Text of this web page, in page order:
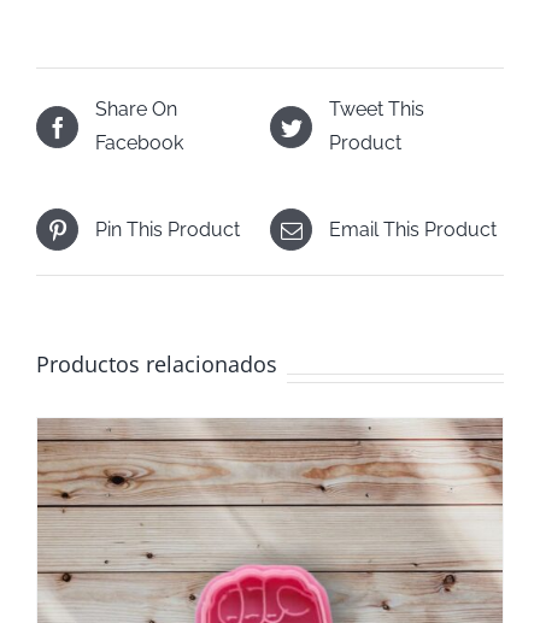
Share On
Facebook
Tweet This
Product
Pin This Product Email This Product
Productos relacionados